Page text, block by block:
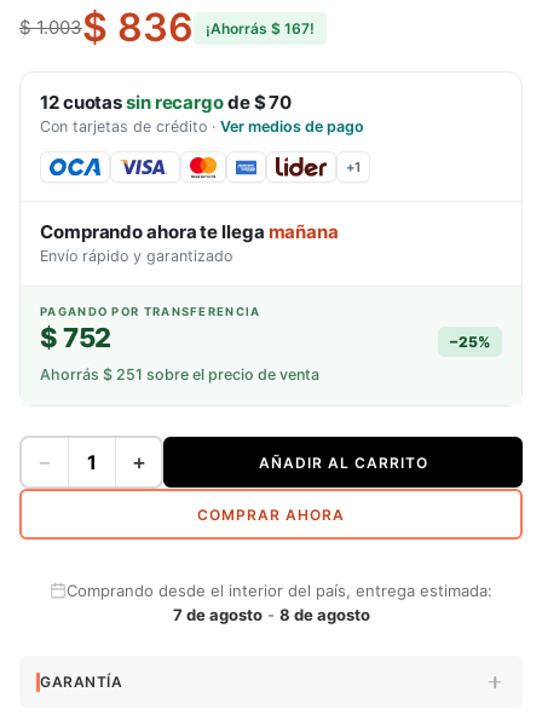
$ 1.003$ 836 ¡Ahorrás $ 167!
12cuotassin recargode$ 70
Con tarjetas de crédito · Ver medios de pago
+1
Comprando ahora te llega mañana
Envío rápido y garantizado
PAGANDO POR TRANSFERENCIA
$ 752 −25%
Ahorrás $ 251 sobre el precio de venta
− + AÑADIR AL CARRITO
COMPRAR AHORA
Comprando desde el interior del país, entrega estimada:
7 de agosto- 8 de agosto
GARANTÍA